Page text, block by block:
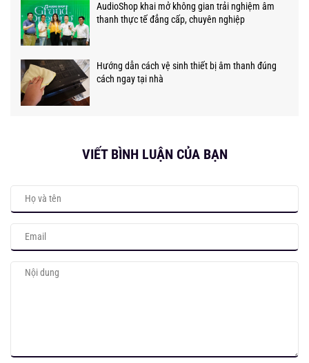
AudioShop khai mở không gian trải nghiệm âm
thanh thực tế đẳng cấp, chuyên nghiệp
Hướng dẫn cách vệ sinh thiết bị âm thanh đúng
cách ngay tại nhà
VIẾT BÌNH LUẬN CỦA BẠN